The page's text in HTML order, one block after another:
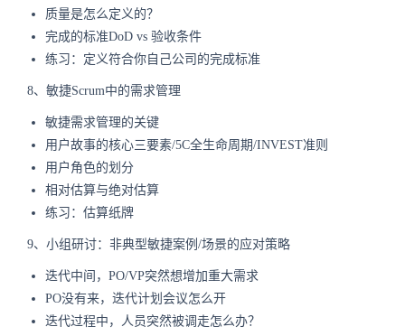
质量是怎么定义的？
完成的标准DoD vs 验收条件
练习：定义符合你自己公司的完成标准
8、敏捷Scrum中的需求管理
敏捷需求管理的关键
用户故事的核心三要素/5C全生命周期/INVEST准则
用户角色的划分
相对估算与绝对估算
练习：估算纸牌
9、小组研讨：非典型敏捷案例/场景的应对策略
迭代中间，PO/VP突然想增加重大需求
PO没有来，迭代计划会议怎么开
迭代过程中，人员突然被调走怎么办？